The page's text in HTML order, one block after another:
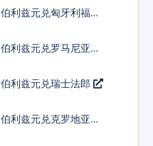
伯利兹元兑匈牙利福林
伯利兹元兑罗马尼亚新
伯利兹元兑瑞士法郎
伯利兹元兑克罗地亚库